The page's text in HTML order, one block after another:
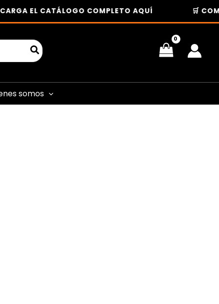
EL CATÁLOGO COMPLETO AQUÍ 🛒
somos